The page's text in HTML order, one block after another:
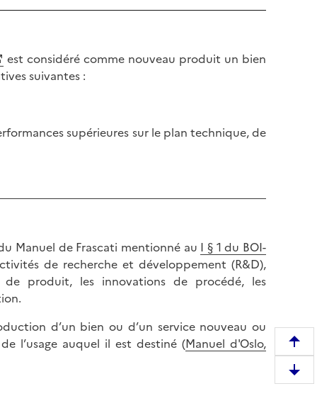
est considéré comme nouveau produit un bien
suivantes :
supérieures sur le plan technique, de
Manuel de Frascati mentionné au I § 1 du BOI-
de recherche et développement (R&D),
de produit, les innovations de procédé, les
d’un bien ou d’un service nouveau ou
l’usage auquel il est destiné (Manuel d'Oslo,
e
m
D